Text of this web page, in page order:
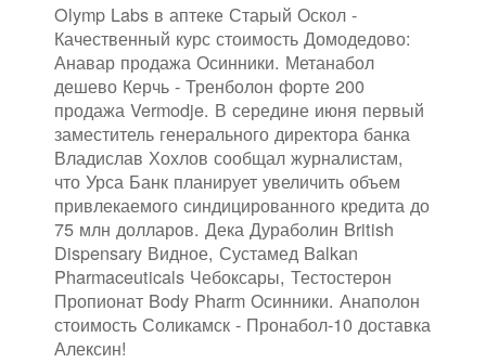
Olymp Labs в аптеке Старый Оскол -
Качественный курс стоимость Домодедово:
Анавар продажа Осинники. Метанабол
дешево Керчь - Тренболон форте 200
продажа Vermodje. В середине июня первый
заместитель генерального директора банка
Владислав Хохлов сообщал журналистам,
что Урса Банк планирует увеличить объем
привлекаемого синдицированного кредита до
75 млн долларов. Дека Дураболин British
Dispensary Видное, Сустамед Balkan
Pharmaceuticals Чебоксары, Тестостерон
Пропионат Body Pharm Осинники. Анаполон
стоимость Соликамск - Пронабол-10 доставка
Алексин!